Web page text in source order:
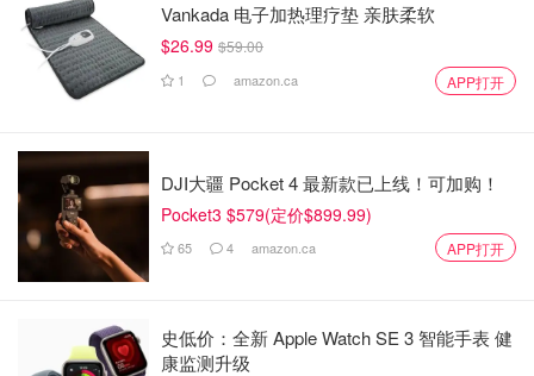
Vankada 电子加热理疗垫 亲肤柔软
$26.99 $59.00
1 amazon.ca APP打开
DJI大疆 Pocket 4 最新款已上线！可加购！
Pocket3 $579(定价$899.99)
65 4 amazon.ca APP打开
史低价：全新 Apple Watch SE 3 智能手表 健
康监测升级